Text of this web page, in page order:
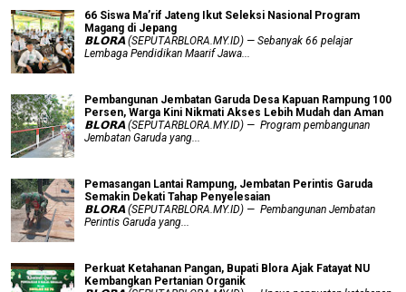
66 Siswa Ma’rif Jateng Ikut Seleksi Nasional Program
Magang di Jepang
𝗕𝗟𝗢𝗥𝗔 (SEPUTARBLORA.MY.ID) — Sebanyak 66 pelajar
Lembaga Pendidikan Maarif Jawa...
Pembangunan Jembatan Garuda Desa Kapuan Rampung 100
Persen, Warga Kini Nikmati Akses Lebih Mudah dan Aman
𝗕𝗟𝗢𝗥𝗔 (SEPUTARBLORA.MY.ID) — Program pembangunan
Jembatan Garuda yang...
Pemasangan Lantai Rampung, Jembatan Perintis Garuda
Semakin Dekati Tahap Penyelesaian
𝗕𝗟𝗢𝗥𝗔 (SEPUTARBLORA.MY.ID) — Pembangunan Jembatan
Perintis Garuda yang...
​Perkuat Ketahanan Pangan, Bupati Blora Ajak Fatayat NU
Kembangkan Pertanian Organik